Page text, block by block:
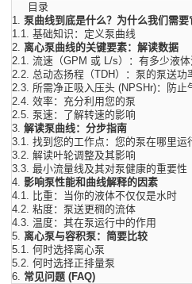
目录
1.泵曲线到底是什么？为什么我们需要
1.1.基础知识：定义泵曲线
2.离心泵曲线的关键要素：解读数据
2.1.流速（GPM 或 L/s）：有多少液体
2.2. 总动态扬程（TDH）：泵的泵送功
2.3.所需净正吸入压头 (NPSHr)：防止
2.4.效率：充分利用您的泵
2.5.泵速：了解转速的影响
3.解读泵曲线：分步指南
3.1.找到您的工作点：您的泵在哪里运
3.2.解读叶轮调整及其影响
3.3.最小流量线及其对泵健康的重要性
4.影响泵性能和曲线解释的因素
4.1. 比重：当你的液体不仅仅是水时
4.2.粘度：泵送更稠的流体
4.3.温度：其在泵运行中的作用
5.离心泵与容积泵：简要比较
5.1.何时选择离心泵
5.2.何时选择正排量泵
6. 常见问题 (FAQ)